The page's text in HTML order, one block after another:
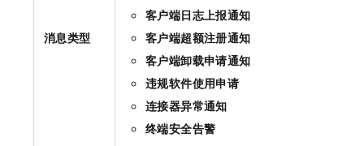
消息类型
客户端日志上报通知
客户端超额注册通知
客户端卸载申请通知
违规软件使用申请
连接器异常通知
终端安全告警